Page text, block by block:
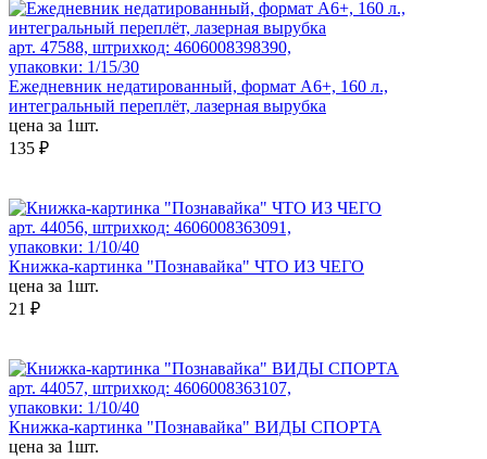
арт. 47588, штрихкод: 4606008398390,
упаковки: 1/15/30
Ежедневник недатированный, формат А6+, 160 л.,
интегральный переплёт, лазерная вырубка
цена за 1шт.
135 ₽
арт. 44056, штрихкод: 4606008363091,
упаковки: 1/10/40
Книжка-картинка "Познавайка" ЧТО ИЗ ЧЕГО
цена за 1шт.
21 ₽
арт. 44057, штрихкод: 4606008363107,
упаковки: 1/10/40
Книжка-картинка "Познавайка" ВИДЫ СПОРТА
цена за 1шт.